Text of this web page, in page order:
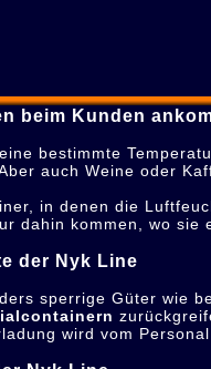
beim Kunden
bestimmte
auch Weine oder
in denen die
dahin kommen, wo sie
der Nyk Line
sperrige Güter wie
wird vom